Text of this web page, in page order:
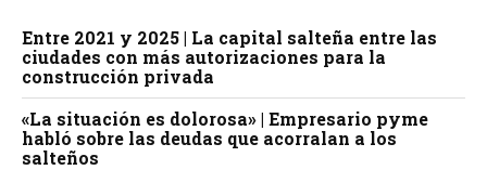
Entre 2021 y 2025 | La capital salteña entre las
ciudades con más autorizaciones para la
construcción privada
«La situación es dolorosa» | Empresario pyme
habló sobre las deudas que acorralan a los
salteños